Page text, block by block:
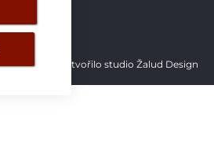
Vytvořilo studio Žalud Design